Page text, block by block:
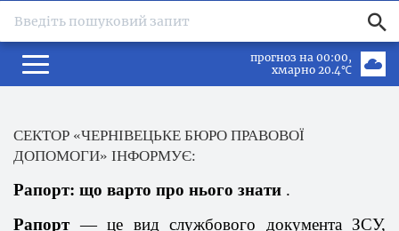
прогноз на 00:00
хмарно 20.4℃
СЕКТОР «ЧЕРНІВЕЦЬКЕ БЮРО ПРАВОВОЇ
ДОПОМОГИ» ІНФОРМУЄ:
Рапорт: що варто про нього знати .
Рапорт— це вид службового документа ЗСУ,